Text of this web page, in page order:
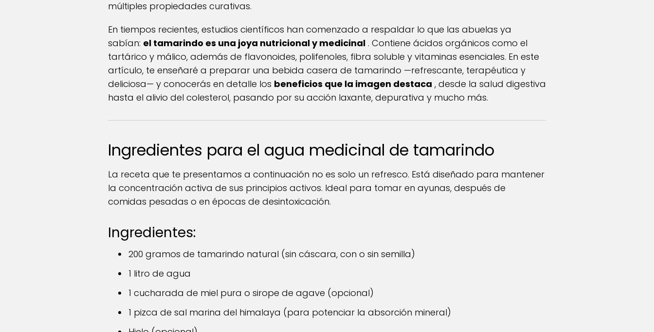
múltiples propiedades curativas.
En tiempos recientes, estudios científicos han comenzado a respaldar lo que las abuelas ya
sabían: el tamarindo es una joya nutricional y medicinal . Contiene ácidos orgánicos como el
tartárico y málico, además de flavonoides, polifenoles, fibra soluble y vitaminas esenciales. En este
artículo, te enseñaré a preparar una bebida casera de tamarindo —refrescante, terapéutica y
deliciosa— y conocerás en detalle los beneficios que la imagen destaca , desde la salud digestiva
hasta el alivio del colesterol, pasando por su acción laxante, depurativa y mucho más.
Ingredientes para el agua medicinal de tamarindo
La receta que te presentamos a continuación no es solo un refresco. Está diseñado para mantener
la concentración activa de sus principios activos. Ideal para tomar en ayunas, después de
comidas pesadas o en épocas de desintoxicación.
Ingredientes:
200 gramos de tamarindo natural (sin cáscara, con o sin semilla)
1 litro de agua
1 cucharada de miel pura o sirope de agave (opcional)
1 pizca de sal marina del himalaya (para potenciar la absorción mineral)